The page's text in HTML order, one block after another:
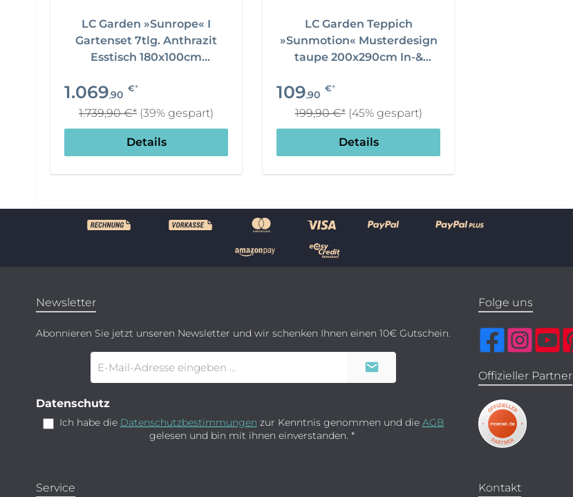
LC Garden »Sunrope« I
Gartenset 7tlg. Anthrazit
Esstisch 180x100cm
Stapelstuhl Rope
Sitzgruppe
1.069,90 €*
1.739,90 €* (39% gespart)
Details
LC Garden Teppich
»Sunmotion« Musterdesign
taupe 200x290cm In-&
109,90 €*
199,90 €* (45% gespart)
Details
Newsletter
Abonnieren Sie jetzt unseren Newsletter und wir schenken Ihnen einen 10€ Gutschein.
Mail-
Adresse
Datenschutz
Ich habe die Datenschutzbestimmungen zur Kenntnis genommen und die AGB
gelesen und bin mit ihnen einverstanden. *
Service Kontakt
Folge uns
Offizieller Partner